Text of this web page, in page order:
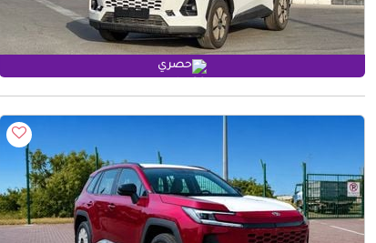
حصري